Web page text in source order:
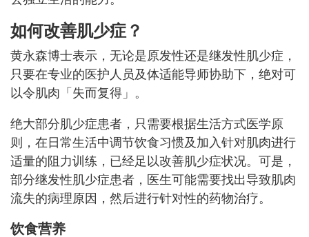
如何改善肌少症？
黄永森博士表示，无论是原发性还是继发性肌少症，
只要在专业的医护人员及体适能导师协助下，绝对可
以令肌肉「失而复得」。
绝大部分肌少症患者，只需要根据生活方式医学原
则，在日常生活中调节饮食习惯及加入针对肌肉进行
适量的阻力训练，已经足以改善肌少症状况。可是，
部分继发性肌少症患者，医生可能需要找出导致肌肉
流失的病理原因，然后进行针对性的药物治疗。
饮食营养